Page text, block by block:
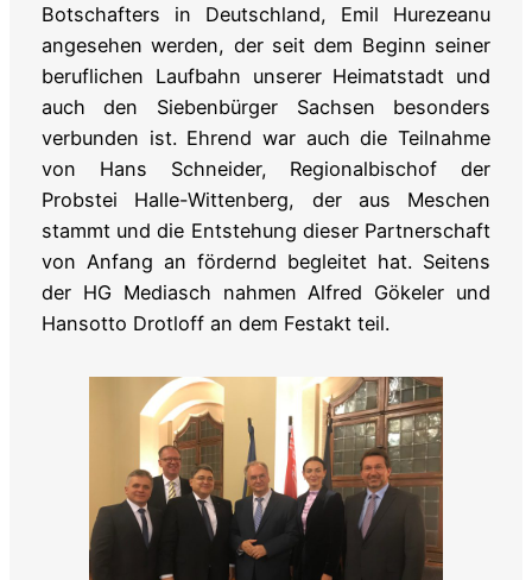
Botschafters in Deutschland, Emil Hurezeanu
angesehen werden, der seit dem Beginn seiner
beruflichen Laufbahn unserer Heimatstadt und
auch den Siebenbürger Sachsen besonders
verbunden ist. Ehrend war auch die Teilnahme
von Hans Schneider, Regionalbischof der
Probstei Halle-Wittenberg, der aus Meschen
stammt und die Entstehung dieser Partnerschaft
von Anfang an fördernd begleitet hat. Seitens
der HG Mediasch nahmen Alfred Gökeler und
Hansotto Drotloff an dem Festakt teil.